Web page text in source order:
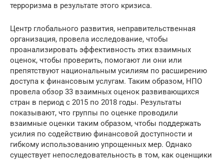
терроризма в результате этого кризиса.
Центр глобального развития, неправительственная
организация, провела исследование, чтобы
проанализировать эффективность этих взаимных
оценок, чтобы проверить, помогают ли они или
препятствуют национальным усилиям по расширению
доступа к финансовым услугам. Таким образом, НПО
провела обзор 33 взаимных оценок развивающихся
стран в период с 2015 по 2018 годы. Результаты
показывают, что группы по оценке проводили
взаимные оценки таким образом, чтобы поддержать
усилия по содействию финансовой доступности и
гибкому использованию упрощенных мер. Однако
существует непоследовательность в том, как оценщики